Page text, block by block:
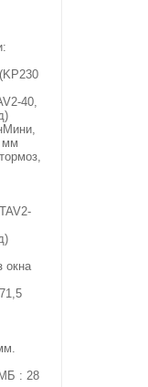
40,
мм
окна
МБ : 28